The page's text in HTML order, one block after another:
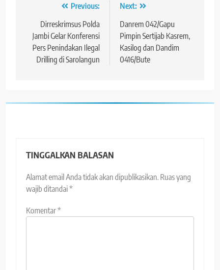
Navigasi
pos
Previous:
Dirreskrimsus Polda
Jambi Gelar Konferensi
Pers Penindakan Ilegal
Drilling di Sarolangun
Next:
Danrem 042/Gapu
Pimpin Sertijab Kasrem,
Kasilog dan Dandim
0416/Bute
TINGGALKAN BALASAN
Alamat email Anda tidak akan dipublikasikan. Ruas yang
wajib ditandai*
Komentar*